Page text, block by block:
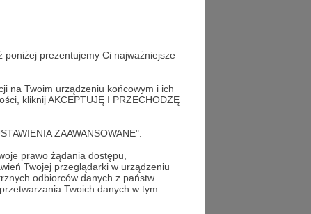
poniżej prezentujemy Ci najważniejsze
na Twoim urządzeniu końcowym i ich
kliknij AKCEPTUJĘ I PRZECHODZĘ
ZAAWANSOWANE".
prawo żądania dostępu,
Twojej przeglądarki w urządzeniu
odbiorców danych z państw
Twoich danych w tym